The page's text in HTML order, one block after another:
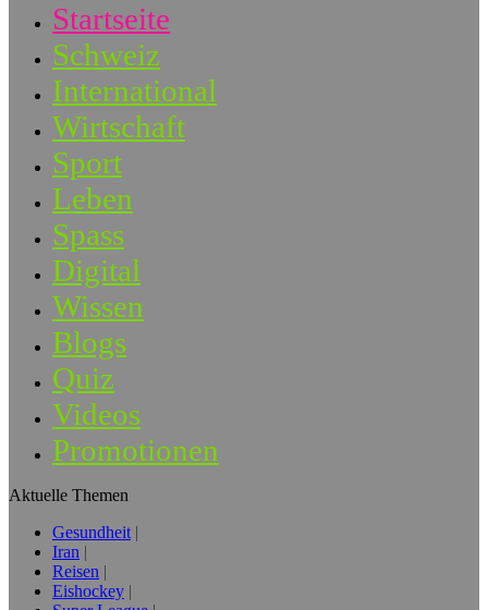
Startseite
Schweiz
International
Wirtschaft
Sport
Leben
Spass
Digital
Wissen
Blogs
Quiz
Videos
Promotionen
Aktuelle Themen
Gesundheit
Iran
Reisen
Eishockey